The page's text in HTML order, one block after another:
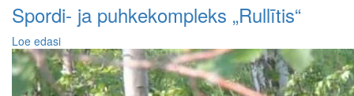
Spordi- ja puhkekompleks „Rullītis“
Loe edasi